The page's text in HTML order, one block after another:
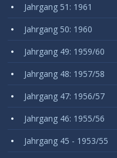
Jahrgang 51: 1961
Jahrgang 50: 1960
Jahrgang 49: 1959/60
Jahrgang 48: 1957/58
Jahrgang 47: 1956/57
Jahrgang 46: 1955/56
Jahrgang 45 - 1953/55